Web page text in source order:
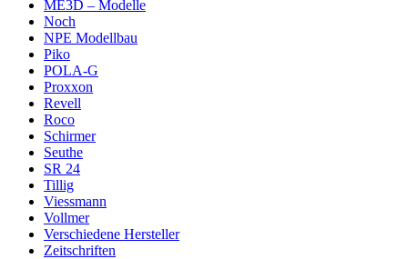
ME3D – Modelle
Noch
NPE Modellbau
Piko
POLA-G
Proxxon
Revell
Roco
Schirmer
Seuthe
SR 24
Tillig
Viessmann
Vollmer
Verschiedene Hersteller
Zeitschriften